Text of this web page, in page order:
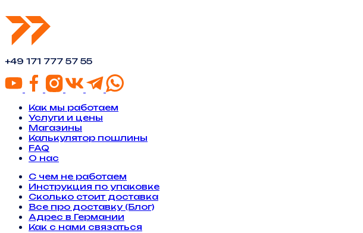
+49 171 777 57 55
Как мы работаем
Услуги и цены
Магазины
Калькулятор пошлины
FAQ
О нас
С чем не работаем
Инструкция по упаковке
Сколько стоит доставка
Все про доставку (Блог)
Адрес в Германии
Как с нами связаться